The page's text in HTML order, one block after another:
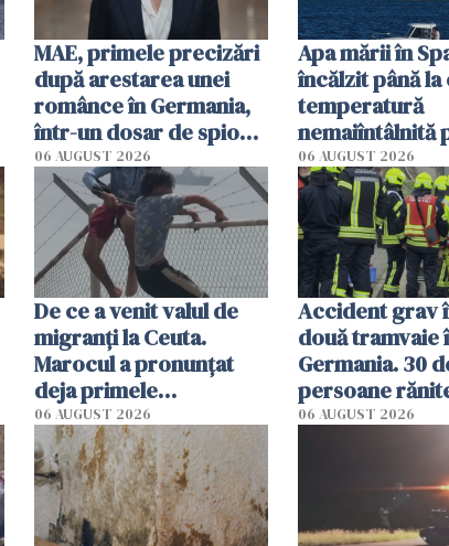
MAE, primele precizări
după arestarea unei
românce în Germania,
într-un dosar de spionaj
în favoarea Rusiei
06 AUGUST 2026
Apa mării în
încălzit până la
temperatură
nemaiîntâlnită
acum. Record
în Mediterană
06 AUGUST 2026
De ce a venit valul de
migranți la Ceuta.
Marocul a pronunțat
deja primele
condamnări
06 AUGUST 2026
Accident grav
două tramvaie
Germania. 30
persoane
sunt în stare
06 AUGUST 2026